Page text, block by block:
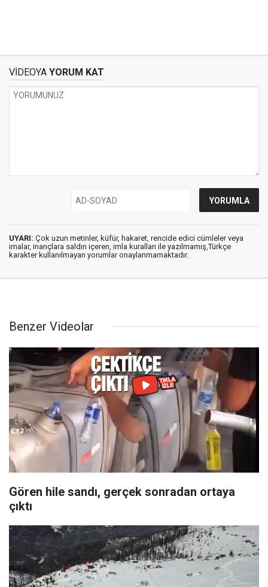
VİDEOYA YORUM KAT
UYARI: Çok uzun metinler, küfür, hakaret, rencide edici cümleler veya
imalar, inançlara saldırı içeren, imla kuralları ile yazılmamış,Türkçe
karakter kullanılmayan yorumlar onaylanmamaktadır.
Benzer Videolar
Gören hile sandı, gerçek sonradan ortaya
çıktı